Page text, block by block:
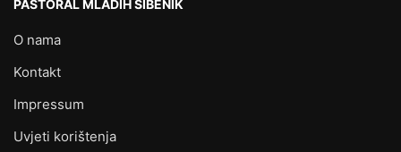
PASTORAL MLADIH ŠIBENIK
O nama
Kontakt
Impressum
Uvjeti korištenja